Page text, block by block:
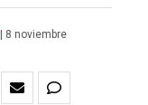
8 noviembre